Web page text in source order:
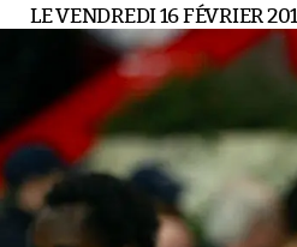
LE VENDREDI 16 FÉVRIER